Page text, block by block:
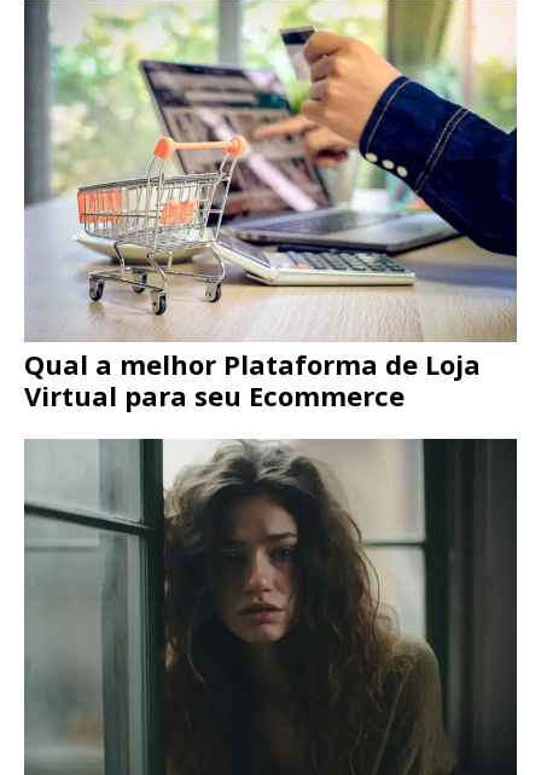
Qual a melhor Plataforma de Loja
Virtual para seu Ecommerce